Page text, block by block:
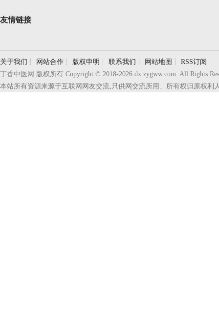
友情链接
关于我们 ┊ 网站合作 ┊ 版权申明 ┊ 联系我们 ┊ 网站地图 ┊ RSS订阅
丁香中医网 版权所有 Copyright © 2018-2026 dx.zygww.com. All Rights
本站所有资源来源于互联网网友交流,只供网交流所用、所有权归原权